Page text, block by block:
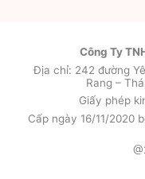
Công Ty
Địa chỉ: 242 đường
Rang –
Giấy phép
Cấp ngày 16/11/2020